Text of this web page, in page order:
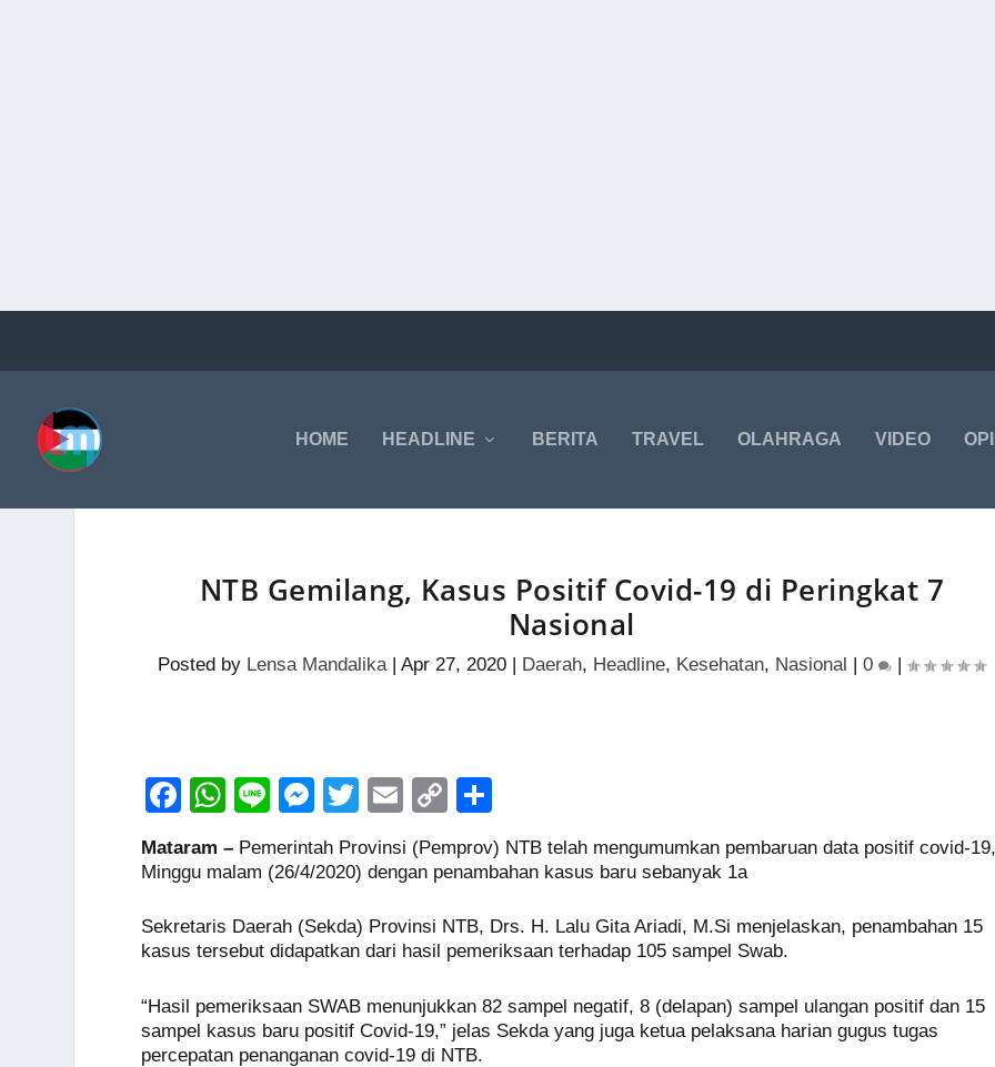
HOME HEADLINE BERITA TRAVEL OLAHRAGA VIDEO
NTB Gemilang, Kasus Positif Covid-19 di Peringkat 7
Nasional
Posted by Lensa Mandalika|Apr 27, 2020 Daerah, Headline, Kesehatan, Nasional |0 |
F
c
b
o
k
W
h
at
A
p
Li
e
M
e
ss
n
er
T
wi
tt
E
m
ail
C
p
Li
n
k
h
ar
Mataram – Pemerintah Provinsi (Pemprov) NTB telah mengumumkan pembaruan data positif covid-19,
Minggu malam (26/4/2020) dengan penambahan kasus baru sebanyak 1a
Sekretaris Daerah (Sekda) Provinsi NTB, Drs. H. Lalu Gita Ariadi, M.Si menjelaskan, penambahan 15
kasus tersebut didapatkan dari hasil pemeriksaan terhadap 105 sampel Swab.
“Hasil pemeriksaan SWAB menunjukkan 82 sampel negatif, 8 (delapan) sampel ulangan positif dan 15
sampel kasus baru positif Covid-19,” jelas Sekda yang juga ketua pelaksana harian gugus tugas
percepatan penanganan covid-19 di NTB.